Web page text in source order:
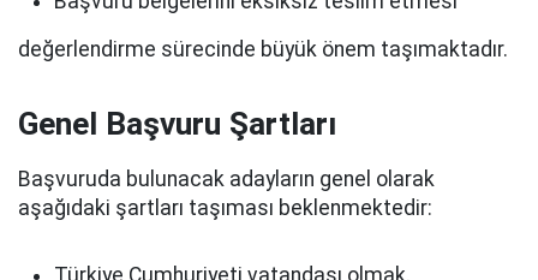
değerlendirme sürecinde büyük önem taşımaktadır.
Genel Başvuru Şartları
Başvuruda bulunacak adayların genel olarak
aşağıdaki şartları taşıması beklenmektedir:
Türkiye Cumhuriyeti vatandaşı olmak.